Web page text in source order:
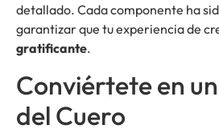
detallado. Cada componente ha
garantizar que tu experiencia de
gratificante.
Conviértete en
del Cuero